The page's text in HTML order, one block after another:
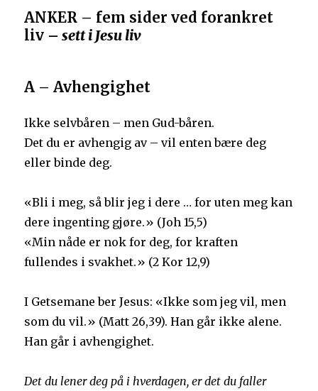
ANKER – fem sider ved forankret
liv – sett i Jesu liv
A – Avhengighet
Ikke selvbåren – men Gud-båren.
Det du er avhengig av – vil enten bære deg
eller binde deg.
«Bli i meg, så blir jeg i dere … for uten meg kan
dere ingenting gjøre.» (Joh 15,5)
«Min nåde er nok for deg, for kraften
fullendes i svakhet.» (2 Kor 12,9)
I Getsemane ber Jesus: «Ikke som jeg vil, men
som du vil.» (Matt 26,39). Han går ikke alene.
Han går i avhengighet.
Det du lener deg på i hverdagen,er det du faller